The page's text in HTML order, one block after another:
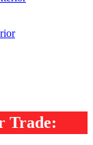
Trade: